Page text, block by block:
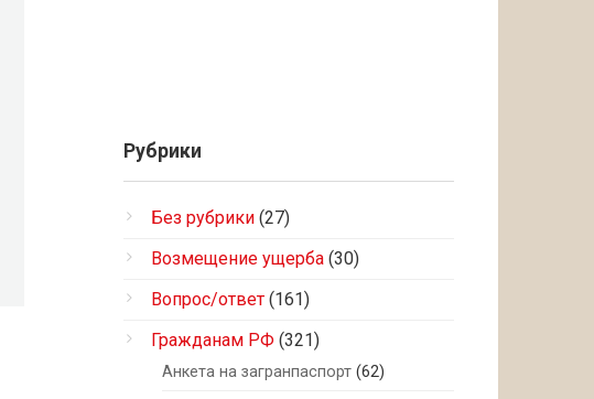
Рубрики
Без рубрики (27)
Возмещение ущерба (30)
Вопрос/ответ (161)
Гражданам РФ (321)
Анкета на загранпаспорт (62)